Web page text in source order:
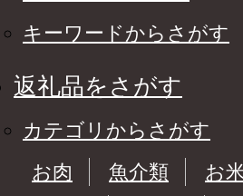
キーワードからさがす
返礼品をさがす
カテゴリからさがす
お肉
魚介類
お